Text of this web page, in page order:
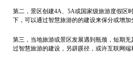
第二，景区创建4A、5A或国家级旅游度假区
下，可以通过智慧旅游的的建设来保分或增加
第三，当地旅游或景区发展遇到瓶颈，短期
过智慧旅游的建设，另辟蹊径，或许互联网端